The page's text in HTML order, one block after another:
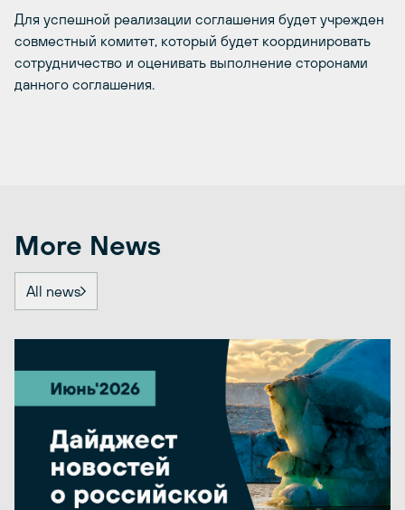
Для успешной реализации соглашения будет учрежден
совместный комитет, который будет координировать
сотрудничество и оценивать выполнение сторонами
данного соглашения.
More News
All news